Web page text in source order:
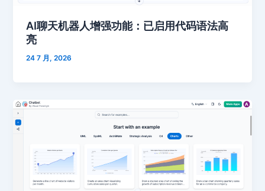
AI聊天机器人增强功能：已启用代码语法高
亮
24 7 月, 2026